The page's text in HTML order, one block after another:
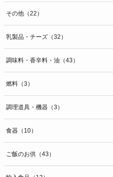
その他（22）
乳製品・チーズ（32）
調味料・香辛料・油（43）
燃料（3）
調理道具・機器（3）
食器（10）
ご飯のお供（43）